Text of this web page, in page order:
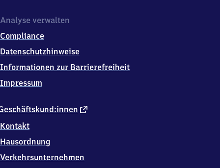
externer
Kontakt
Hausordnung
Verkehrsunternehmen
Analyse verwalten
Compliance
Datenschutzhinweise
Informationen zur Barrierefreiheit
Impressum